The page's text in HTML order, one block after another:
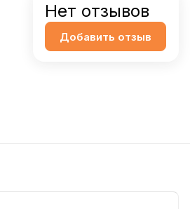
Нет отзывов
Добавить отзыв